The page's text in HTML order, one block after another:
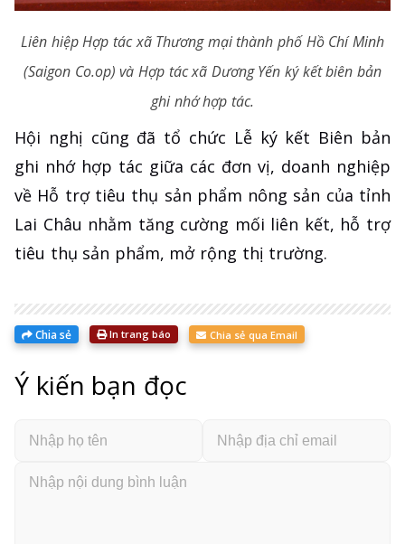
Liên hiệp Hợp tác xã Thương mại thành phố Hồ Chí Minh
(Saigon Co.op) và Hợp tác xã Dương Yến ký kết biên bản
ghi nhớ hợp tác.
Hội nghị cũng đã tổ chức Lễ ký kết Biên bản
ghi nhớ hợp tác giữa các đơn vị, doanh nghiệp
về Hỗ trợ tiêu thụ sản phẩm nông sản của tỉnh
Lai Châu nhằm tăng cường mối liên kết, hỗ trợ
tiêu thụ sản phẩm, mở rộng thị trường.
Chia sẻ In trang báo Chia sẻ qua Email
Ý kiến bạn đọc